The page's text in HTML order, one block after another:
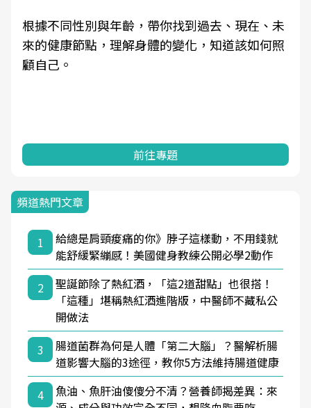
根據不同性別與年齡，帶你找到過去、現在、未
來的健康節點，理解身體的變化，知道該如何照
顧自己。
前往專題
頻道熱門文章
1
給總是肩頸痠痛的你》脖子這樣動，不用錢就
能舒緩緊繃感！美國健身教練公開必學2動作
2
聖誕節除了熱紅酒，「這2道甜點」也很搭！
「這種」堪稱熱紅酒進階版，中醫師不藏私公
開做法
3
腸道菌群為何是人體「第二大腦」？醫解析腸
道影響大腦的3途徑，教你5方法維持腸道健康
4
魚油、魚肝油傻傻分不清？營養師揭差異：來